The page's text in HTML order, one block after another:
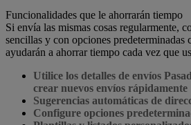
Funcionalidades que le ahorrarán tiempo
Si envía las mismas cosas regularmente,
sencillas y con opciones predeterminadas
ayudarán a ahorrar tiempo cada vez que
Utilice los detalles de envíos
crear nuevos envíos rápidamente
Sugerencias automáticas de
Configure opciones